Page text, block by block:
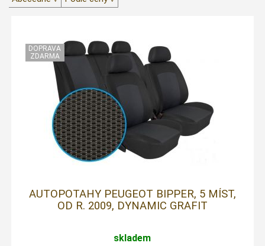
AUTOPOTAHY PEUGEOT BIPPER, 5 MÍST,
OD R. 2009, DYNAMIC GRAFIT
skladem